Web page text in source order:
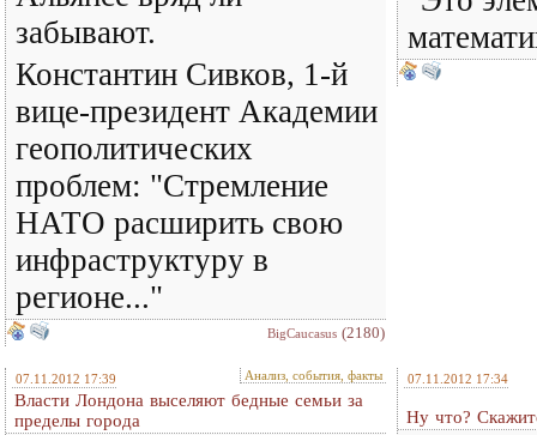
забывают.
Константин Сивков, 1-й
вице-президент Академии
геополитических
проблем: "Стремление
НАТО расширить свою
инфраструктуру в
регионе..."
BigCaucasus (2180)
07.11.2012 17:39 Анализ, события, факты
Власти Лондона выселяют бедные семьи за
пределы города
07.11.2012 17:34
Ну что?